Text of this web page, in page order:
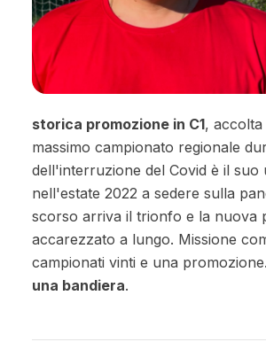
storica promozione in C1,
massimo campionato regionale
dell'interruzione del Covid è il
nell'estate 2022 a sedere sulla
scorso arriva il trionfo e la nuova
accarezzato a lungo. Missione
campionati vinti e una
una bandiera.